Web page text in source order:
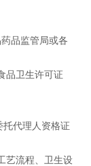
品监管局或各
卫生许可证
代理人资格证
流程、卫生设